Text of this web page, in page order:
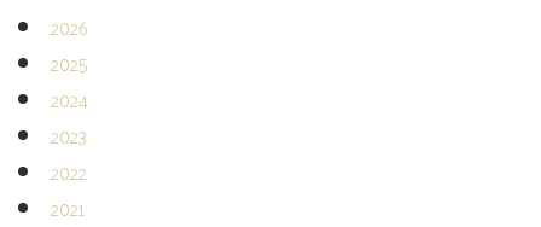
2026
2025
2024
2023
2022
2021